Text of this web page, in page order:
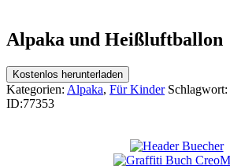
Alpaka und Heißluftballon
Kostenlos herunterladen
Kategorien: Alpaka, Für Kinder Schlagwort:
ID:77353